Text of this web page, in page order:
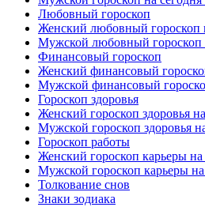
Любовный гороскоп
Женский любовный гороскоп
Мужской любовный гороскоп
Финансовый гороскоп
Женский финансовый
Мужской финансовый
Гороскоп здоровья
Женский гороскоп здоровья
Мужской гороскоп здоровья
Гороскоп работы
Женский гороскоп карьеры на
Мужской гороскоп карьеры на
Толкование снов
Знаки зодиака